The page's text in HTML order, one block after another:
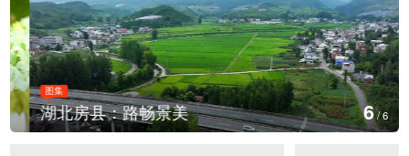
图集
湖北房县：路畅景美 6/6